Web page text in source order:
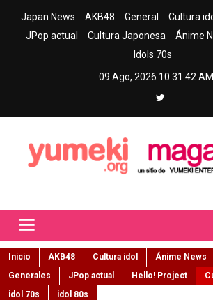
Japan News AKB48 General Cultura
JPop actual
Cultura Japonesa Ánime
Idols 70s
09 Ago, 2026 10:31:44 AM
Inicio AKB48 Cultura idol Ánime News
Generales
JPop actual Hello! Project
idol 70s
idol 80s